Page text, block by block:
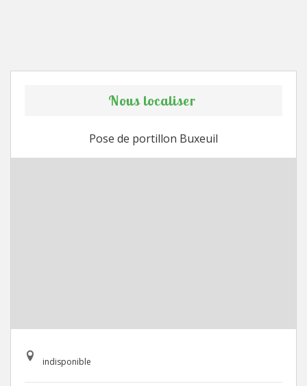
Nous localiser
Pose de portillon Buxeuil
indisponible